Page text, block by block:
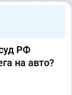
РФ
на авто?